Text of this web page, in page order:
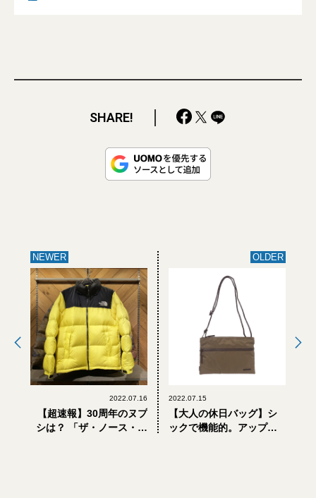
SHARE!
NEWER
2022.07.16
【超速報】30周年のヌプ
シは？ 「ザ・ノース・フ
OLDER
2022.07.15
【大人の休日バッグ】シ
ックで機能的。アップル